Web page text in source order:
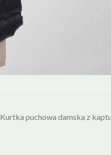
Kurtka puchowa damska z